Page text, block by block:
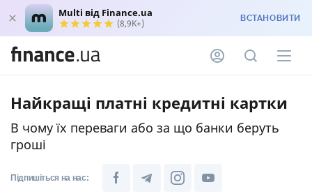
Multi від Finance.ua
(8,9K+) ВСТАНОВИТИ
Найкращі платні кредитні картки
В чому їх переваги або за що банки беруть
гроші
Підпишіться на нас: